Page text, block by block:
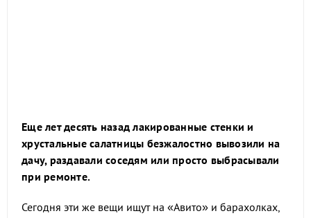
Еще лет десять назад лакированные стенки и
хрустальные салатницы безжалостно вывозили на
дачу, раздавали соседям или просто выбрасывали
при ремонте.
Сегодня эти же вещи ищут на «Авито» и барахолках,